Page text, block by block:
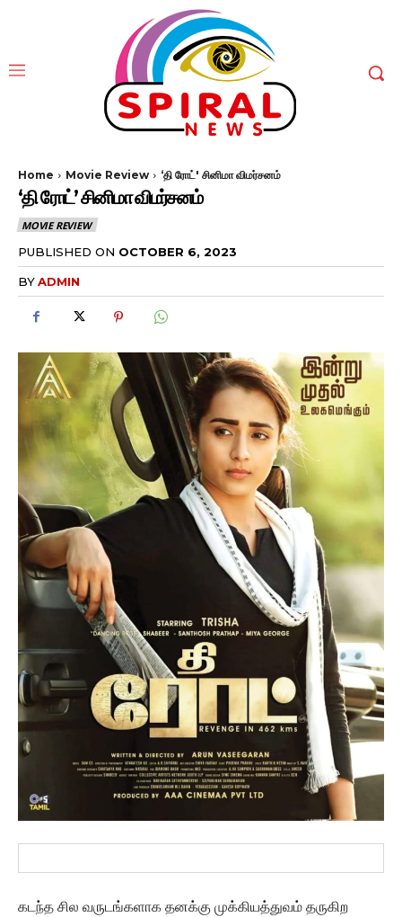
Home Movie Review ‘தி ரோட்' சினிமா விமர்சனம்
‘தி ரோட்’ சினிமா விமர்சனம்
MOVIE REVIEW
PUBLISHED ON OCTOBER 6, 2023
BYADMIN
கடந்த சில வருடங்களாக தனக்கு முக்கியத்துவம் தருகிற